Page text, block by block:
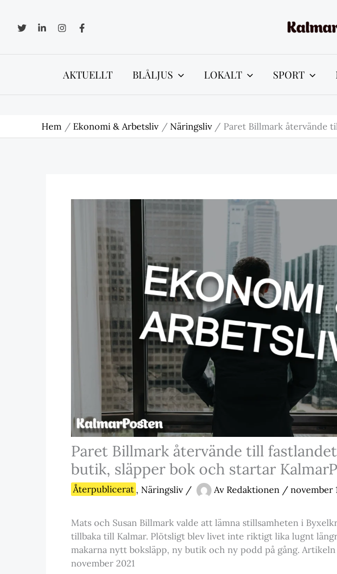
innehåll
AKTUELLT BLÅLJUS LOKALT SPORT
Hem Ekonomi & Arbetsliv Näringsliv Paret Billmark återvände
Paret Billmark återvände till
butik, släpper bok och startar
Återpublicerat , Näringsliv / Av Redaktionen / november
Mats och Susan Billmark valde att lämna stillsamheten i
tillbaka till Kalmar. Plötsligt blev livet inte riktigt lika lugnt
makarna nytt boksläpp, ny butik och ny podd på gång. Artikeln
november 2021